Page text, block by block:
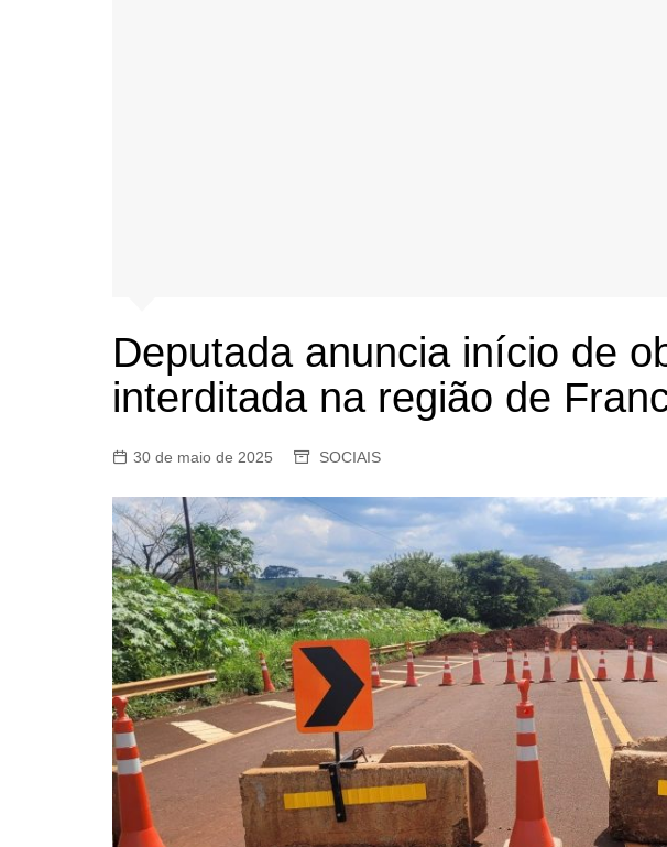
Deputada anuncia início de
interditada na região de
30 de maio de 2025 SOCIAIS